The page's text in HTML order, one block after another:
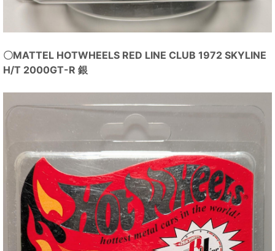
〇MATTEL HOTWHEELS RED LINE CLUB 1972 SKYLINE
H/T 2000GT-R 銀